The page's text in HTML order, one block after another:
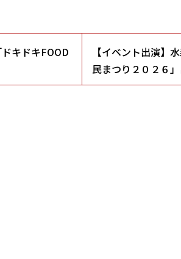
キドキFOOD
【イベント出演】
民まつり２０２６」